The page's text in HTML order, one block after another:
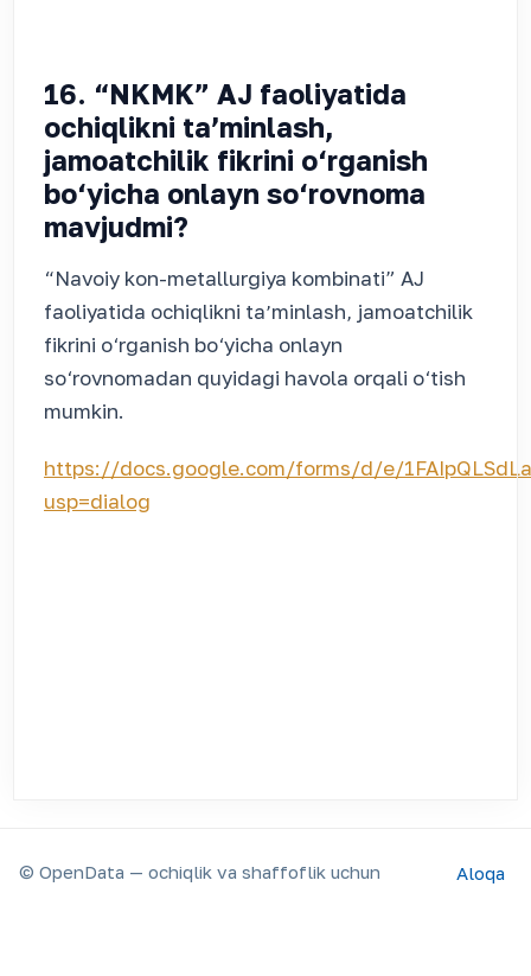
16. “NKMK” AJ faoliyatida
ochiqlikni taʼminlash,
jamoatchilik fikrini o‘rganish
bo‘yicha onlayn so‘rovnoma
mavjudmi?
“Navoiy kon-metallurgiya kombinati” AJ
faoliyatida ochiqlikni taʼminlash, jamoatchilik
fikrini o‘rganish bo‘yicha onlayn
so‘rovnomadan quyidagi havola orqali o‘tish
mumkin.
https://docs.google.com/forms/d/e/
usp=dialog
© OpenData — ochiqlik va shaffoflik uchun Aloqa